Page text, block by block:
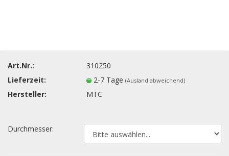
Art.Nr.:
310250
Lieferzeit:
2-7 Tage(Ausland abweichend)
Hersteller: MTC
Durchmesser: